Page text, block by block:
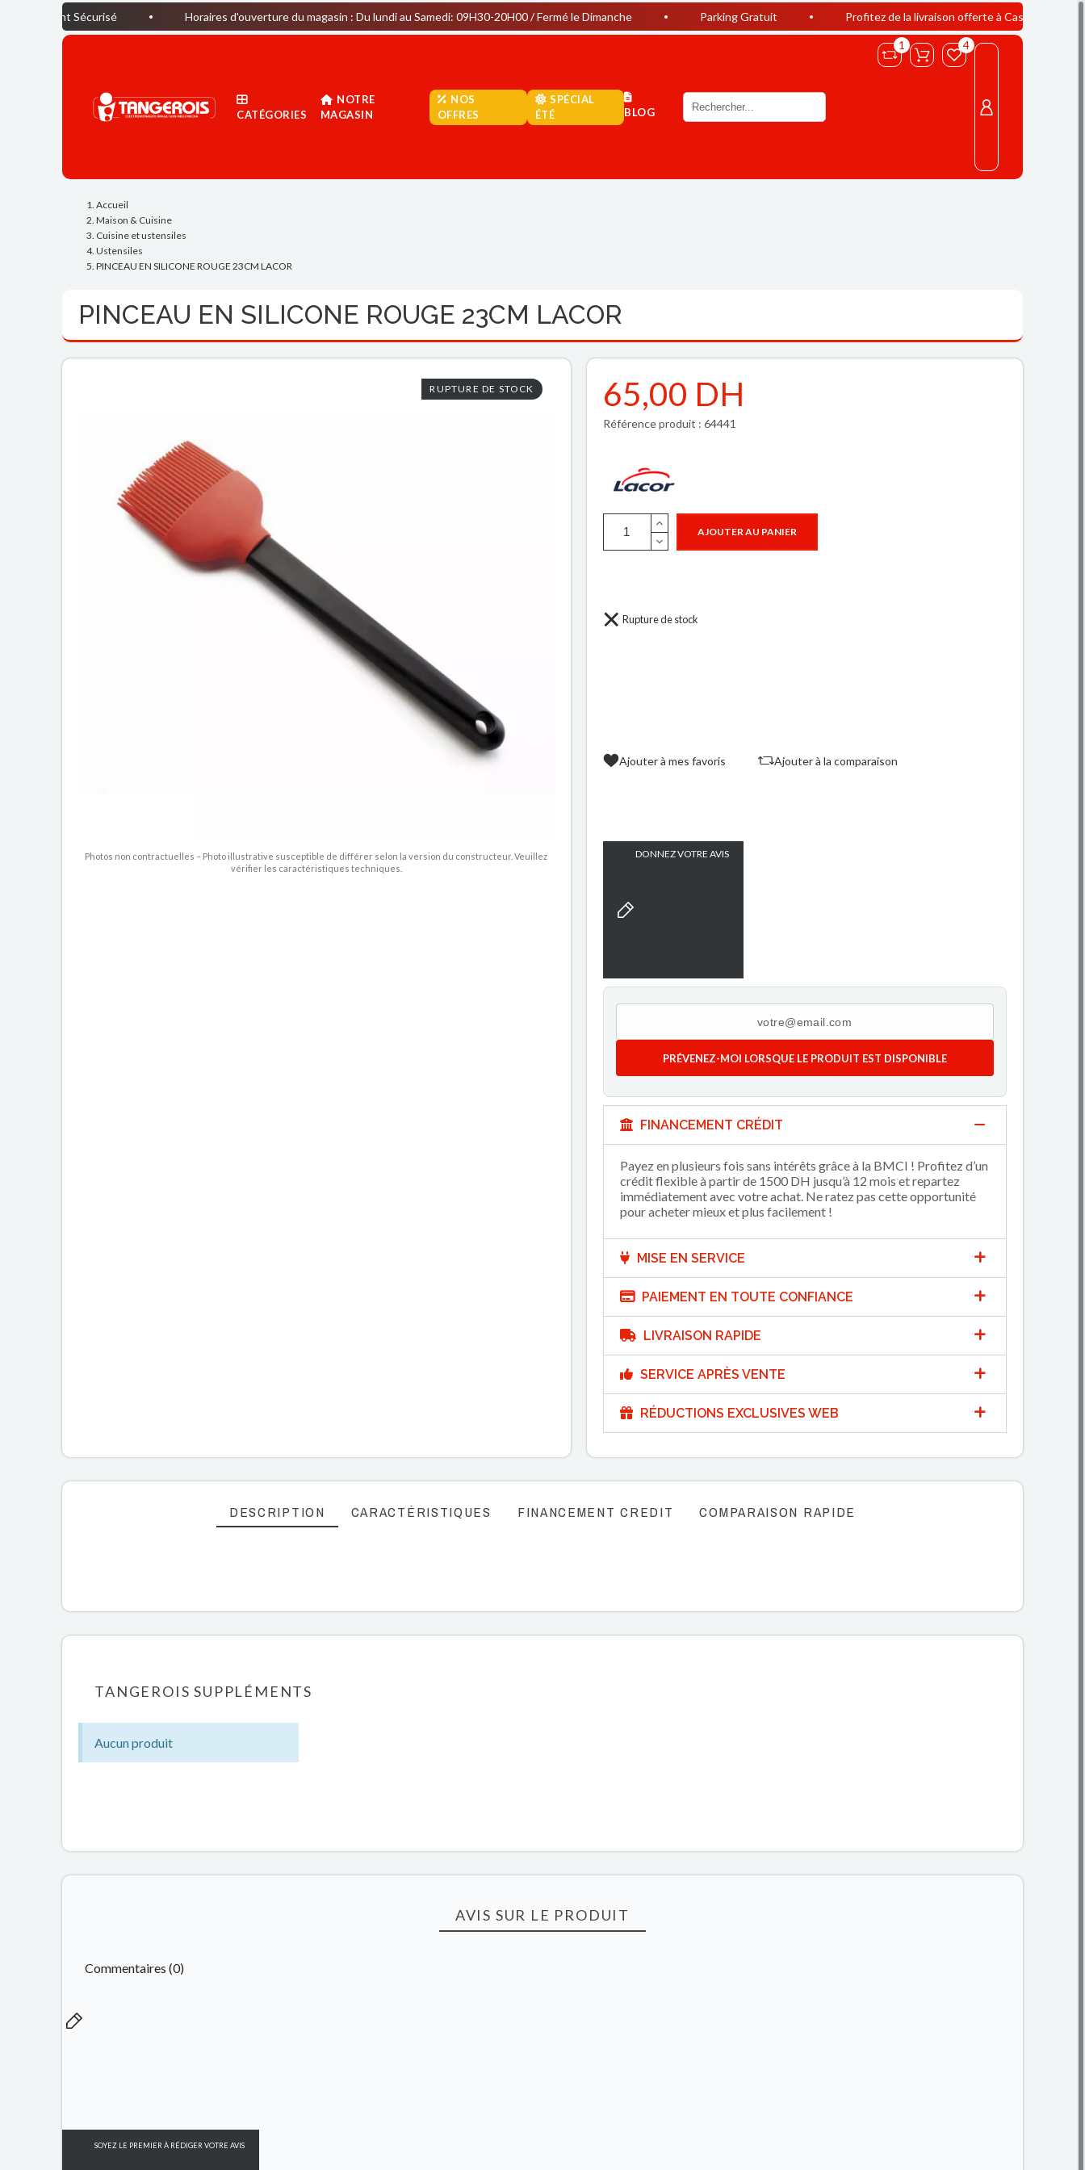
Horaires d'ouverture du magasin : Du lundi au Samedi: 09H30-20H00 / Fermé le Dimanche Parking Gratuit Profitez de la livraison offerte à Casablanca dès 400 DH
CATÉGORIES
NOTRE
MAGASIN
NOS
OFFRES
SPÉCIAL
ÉTÉ
BLOG
1 4
Accueil
Maison & Cuisine
Cuisine et ustensiles
Ustensiles
PINCEAU EN SILICONE ROUGE 23CM LACOR
PINCEAU EN SILICONE ROUGE 23CM LACOR
RUPTURE DE STOCK
Photos non contractuelles – Photo illustrative susceptible de différer selon la version du constructeur. Veuillez
vérifier les caractéristiques techniques.
65,00 DH
Référence produit : 64441
AJOUTER AU PANIER
Rupture de stock
Ajouter à mes favoris Ajouter à la comparaison
DONNEZ VOTRE AVIS
PRÉVENEZ-MOI LORSQUE LE PRODUIT EST DISPONIBLE
FINANCEMENT CRÉDIT
Payez en plusieurs fois sans intérêts grâce à la BMCI ! Profitez d’un
crédit flexible à partir de 1500 DH jusqu’à 12 mois et repartez
immédiatement avec votre achat. Ne ratez pas cette opportunité
pour acheter mieux et plus facilement !
MISE EN SERVICE
PAIEMENT EN TOUTE CONFIANCE
LIVRAISON RAPIDE
SERVICE APRÈS VENTE
RÉDUCTIONS EXCLUSIVES WEB
DESCRIPTION CARACTÉRISTIQUES FINANCEMENT CREDIT COMPARAISON RAPIDE
TANGEROIS SUPPLÉMENTS
Aucun produit
AVIS SUR LE PRODUIT
Commentaires (0)
SOYEZ LE PREMIER À RÉDIGER VOTRE AVIS